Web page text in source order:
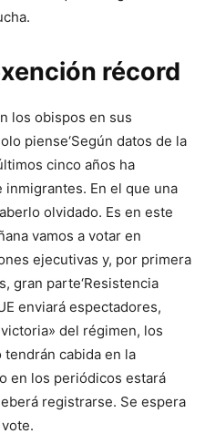
récord
los obispos en sus
piense‘Según datos de la
cinco años ha
En el que una
olvidado. Es en este
vamos a votar en
ejecutivas y, por primera
gran parte‘Resistencia
enviará espectadores,
del régimen, los
cabida en la
en los periódicos estará
registrarse. Se espera